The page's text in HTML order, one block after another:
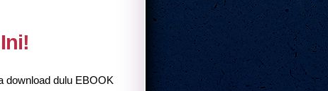
download dulu EBOOK